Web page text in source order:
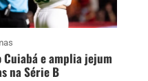
e amplia jejum
na Série B